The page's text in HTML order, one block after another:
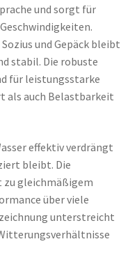
und sorgt für
und Gepäck bleibt
stabil. Die robuste
für leistungsstarke
als auch Belastbarkeit
effektiv verdrängt
bleibt. Die
gleichmäßigem
über viele
unterstreicht